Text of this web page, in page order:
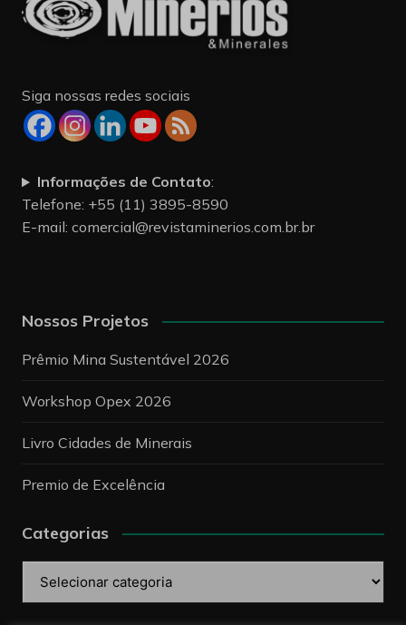
Siga nossas redes sociais
Informações de Contato:
Telefone: +55 (11) 3895-8590
E-mail: comercial@revistaminerios.com.br.br
Nossos Projetos
Prêmio Mina Sustentável 2026
Workshop Opex 2026
Livro Cidades de Minerais
Premio de Excelência
Categorias